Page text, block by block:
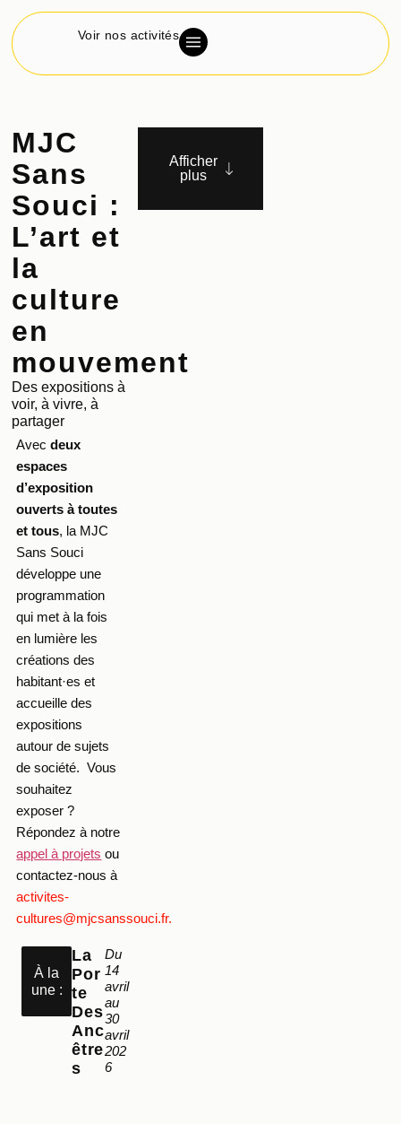
Voir nos activités
MJC
Sans
Souci :
L’art et
la
culture
en
mouvement
Des expositions à
voir, à vivre, à
partager
Avecdeux
espaces
d’exposition
ouverts à toutes
et tous, la MJC
Sans Souci
développe une
programmation
qui met à la fois
en lumière les
créations des
habitant·es et
accueille des
expositions
autour de sujets
de société. Vous
souhaitez
exposer ?
Répondez à notre
appel à projets ou
contactez-nous à
activites-
cultures@mjcsanssouci.fr.
À la
une :
La
Por
Te
Des
Anc
Être
S
Du
14
avril
au
30
avril
202
6
Afficher
plus